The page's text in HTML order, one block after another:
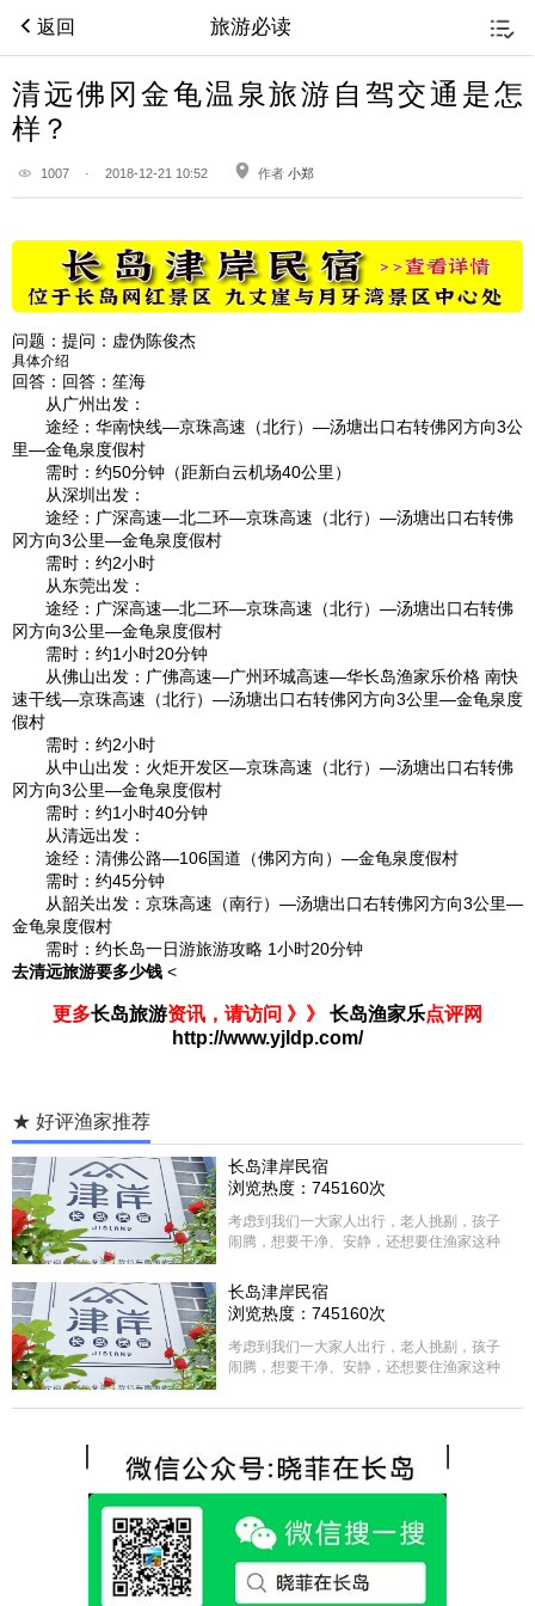
返回 旅游必读
清远佛冈金龟温泉旅游自驾交通是怎
样？
1007 · 2018-12-21 10:52 作者 小郑
问题： 提问：虚伪陈俊杰
具体介绍
回答： 回答：笙海
从广州出发：
途经：华南快线—京珠高速（北行）—汤塘出口右转佛冈方向3公
里—金龟泉度假村
需时：约50分钟（距新白云机场40公里）
从深圳出发：
途经：广深高速—北二环—京珠高速（北行）—汤塘出口右转佛
冈方向3公里—金龟泉度假村
需时：约2小时
从东莞出发：
途经：广深高速—北二环—京珠高速（北行）—汤塘出口右转佛
冈方向3公里—金龟泉度假村
需时：约1小时20分钟
从佛山出发：广佛高速—广州环城高速—华长岛渔家乐价格 南快
速干线—京珠高速（北行）—汤塘出口右转佛冈方向3公里—金龟泉度
假村
需时：约2小时
从中山出发：火炬开发区—京珠高速（北行）—汤塘出口右转佛
冈方向3公里—金龟泉度假村
需时：约1小时40分钟
从清远出发：
途经：清佛公路—106国道（佛冈方向）—金龟泉度假村
需时：约45分钟
从韶关出发：京珠高速（南行）—汤塘出口右转佛冈方向3公里—
金龟泉度假村
需时：约长岛一日游旅游攻略 1小时20分钟
去清远旅游要多少钱 <
更多长岛旅游资讯，请访问 》》 长岛渔家乐点评网
http://www.yjldp.com/
★ 好评渔家推荐
长岛津岸民宿
浏览热度：745160次
考虑到我们一大家人出行，老人挑剔，孩子
闹腾，想要干净、安静，还想要住渔家这种
选择津岸民宿，实际体验客房很干净，饭菜
方面家里老人也很满意，整体饭菜给搭配的
很好，每顿饭也不重样的，海鲜确实是非常
的新鲜呢，另外值得一提的是，他家的海菜
包子非常好吃。 其实长岛可选的酒店、民宿
各不相同，可以根据自己的喜好选择。非常
热情，能根据我提出的需求来安排房间，这
点很好。
长岛津岸民宿
浏览热度：745160次
考虑到我们一大家人出行，老人挑剔，孩子
闹腾，想要干净、安静，还想要住渔家这种
选择津岸民宿，实际体验客房很干净，饭菜
很好，每顿饭也不重样的，海鲜确实是非常
的新鲜呢，另外值得一提的是，他家的海菜
包子非常好吃。 其实长岛可选的酒店、民宿
各不相同，可以根据自己的喜好选择。非常
推荐津岸民宿，关键是老板娘晓菲很细心、
热情，能根据我提出的需求来安排房间，这
点很好。